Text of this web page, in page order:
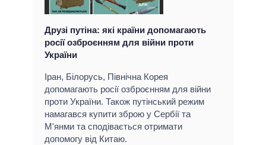
Друзі путіна: які країни допомагають
росії озброєнням для війни проти
України
Іран, Білорусь, Північна Корея
допомагають росії озброєнням для війни
проти України. Також путінський режим
намагався купити зброю у Сербії та
М'янми та сподівається отримати
допомогу від Китаю.